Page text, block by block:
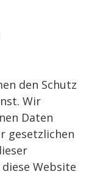
den Schutz
Wir
Daten
gesetzlichen
Website